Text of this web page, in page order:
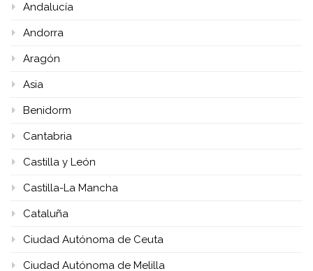
Andalucía
Andorra
Aragón
Asia
Benidorm
Cantabria
Castilla y León
Castilla-La Mancha
Cataluña
Ciudad Autónoma de Ceuta
Ciudad Autónoma de Melilla